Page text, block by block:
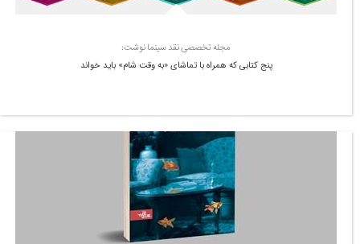
مجله تخصصی نقد سینما نوشت:
پنج کتابی که همراه با تماشای «به وقت شام» باید خواند